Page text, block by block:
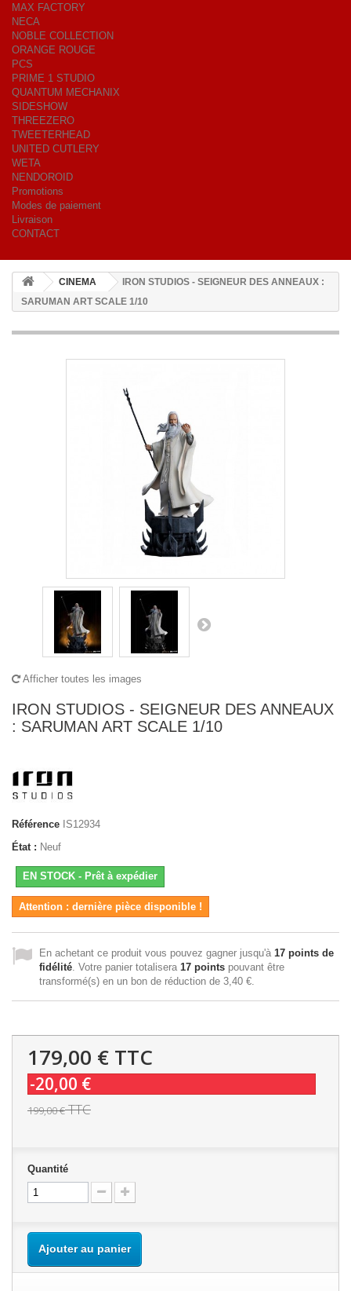
MAX FACTORY
NECA
NOBLE COLLECTION
ORANGE ROUGE
PCS
PRIME 1 STUDIO
QUANTUM MECHANIX
SIDESHOW
THREEZERO
TWEETERHEAD
UNITED CUTLERY
WETA
NENDOROID
Promotions
Modes de paiement
Livraison
CONTACT
CINEMA
IRON STUDIOS - SEIGNEUR DES ANNEAUX :
SARUMAN ART SCALE 1/10
Afficher toutes les images
IRON STUDIOS - SEIGNEUR DES ANNEAUX
: SARUMAN ART SCALE 1/10
Référence IS12934
État : Neuf
EN STOCK - Prêt à expédier
Attention : dernière pièce disponible !
En achetant ce produit vous pouvez gagner jusqu'à 17 points de
fidélité . Votre panier totalisera 17 points pouvant être
transformé(s) en un bon de réduction de 3,40 €
179,00 € TTC
-20,00 €
199,00 €TTC
Quantité
Ajouter au panier